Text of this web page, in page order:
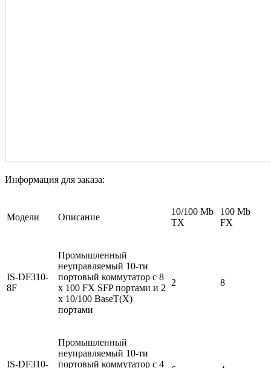
Информация для заказа:
Модели Описание
10/100 Mb
TX
100 Mb
FX
IS-DF310-
8F
Промышленный
неуправляемый 10-ти
портовый коммутатор с 8
х 100 FX SFP портами и 2
х 10/100 BaseT(X)
портами
2 8
IS-DF310-
Промышленный
неуправляемый 10-ти
портовый коммутатор с 4